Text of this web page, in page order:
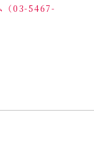
（03-5467-